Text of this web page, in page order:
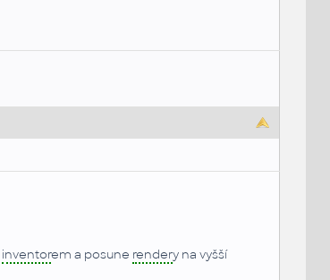
inventorem a posune rendery na vyšší